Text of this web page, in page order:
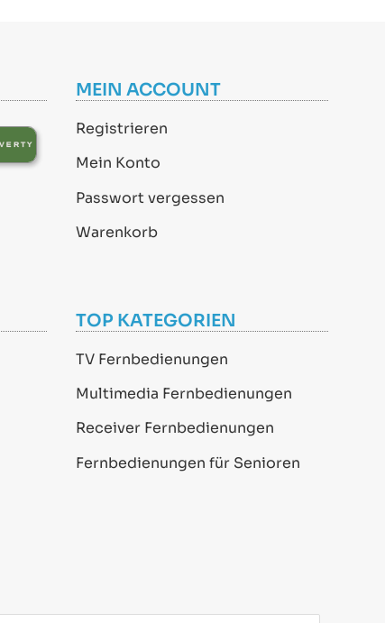
MEIN ACCOUNT
Registrieren
Mein Konto
Passwort vergessen
Warenkorb
TOP KATEGORIEN
TV Fernbedienungen
Multimedia Fernbedienungen
Receiver Fernbedienungen
Fernbedienungen für Senioren